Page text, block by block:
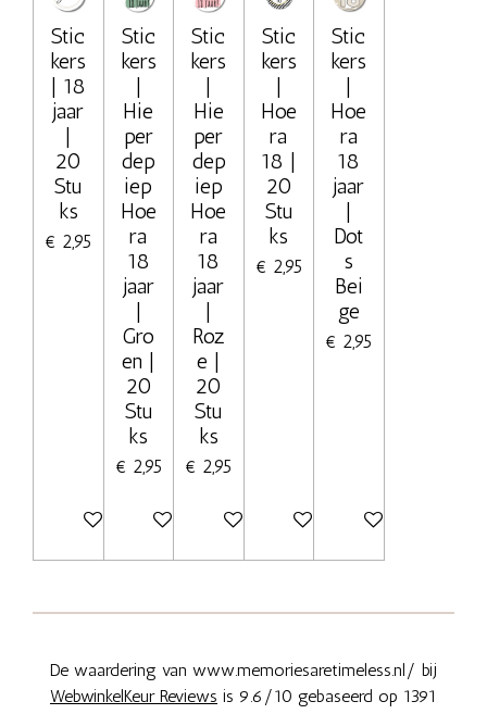
Stic
kers
| 18
jaar
|
20
Stu
ks
€ 2,95
In winkelwagen
Stic
kers
|
Hie
per
dep
iep
Hoe
ra
18
jaar
|
Gro
en |
20
Stu
ks
€ 2,95
In winkelwagen
Stic
kers
|
Hie
per
dep
iep
Hoe
ra
18
jaar
|
Roz
e |
20
Stu
ks
€ 2,95
In winkelwagen
Stic
kers
|
Hoe
ra
18 |
20
Stu
ks
€ 2,95
In winkelwagen
Stic
kers
|
Hoe
ra
18
jaar
|
Dot
s
Bei
ge
€ 2,95
In winkelwagen
De waardering van www.memoriesaretimeless.nl/ bij
WebwinkelKeur Reviews is 9.6/10 gebaseerd op 1391